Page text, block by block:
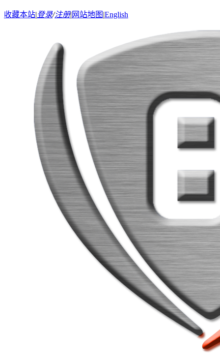
收藏本站|登录/注册| 网站地图 |English